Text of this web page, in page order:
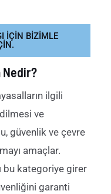
IÇIN BIZIMLE
Nedir?
ilgili
ve
güvenlik ve çevre
amaçlar.
bu kategoriye girer
garanti